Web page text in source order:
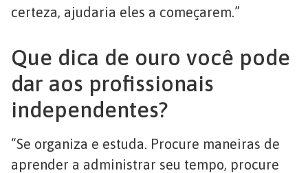
certeza, ajudaria eles a começarem.”
Que dica de ouro você pode
dar aos profissionais
independentes?
“Se organiza e estuda. Procure maneiras de
aprender a administrar seu tempo, procure